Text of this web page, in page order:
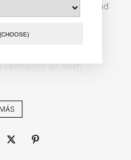
(CHOOSE)
comodidad y movilidad
integradas
en mesh